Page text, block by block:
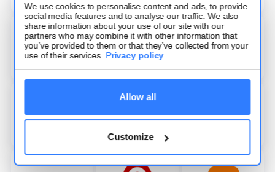
We use cookies to personalise content and ads, to provide
social media features and to analyse our traffic. We also
share information about your use of our site with our
partners who may combine it with other information that
you’ve provided to them or that they’ve collected from your
use of their services. Privacy policy.
Allow all
Customize